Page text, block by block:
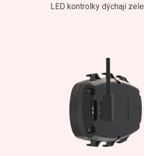
LED kontrolky dýchají